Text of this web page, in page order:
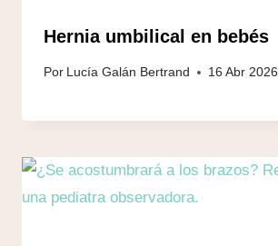
Hernia umbilical en bebés
Por Lucía Galán Bertrand 16 Abr 2026